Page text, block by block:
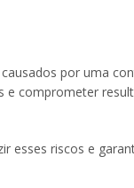
por uma
comprometer
esses riscos e